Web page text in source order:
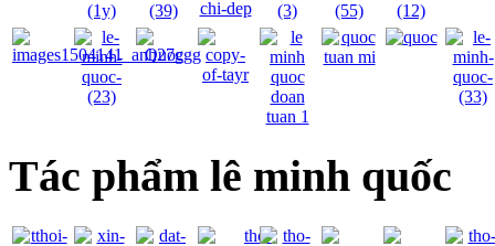
Tác phẩm lê minh quốc